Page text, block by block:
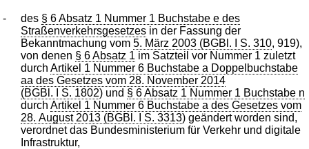
- des § 6 Absatz 1 Nummer 1 Buchstabe e des
Straßenverkehrsgesetzes in der Fassung der
Bekanntmachung vom5. März 2003 (BGBl. I S. 310, 919),
von denen § 6 Absatz 1 im Satzteil vor Nummer 1 zuletzt
durchArtikel 1 Nummer 6 Buchstabe a Doppelbuchstabe
aa des Gesetzes vom 28. November 2014
(BGBl. I S. 1802) und § 6 Absatz 1 Nummer 1 Buchstabe n
durchArtikel 1 Nummer 6 Buchstabe a des Gesetzes vom
28. August 2013 (BGBl. I S. 3313) geändert worden sind,
verordnet das Bundesministerium für Verkehr und digitale
Infrastruktur,